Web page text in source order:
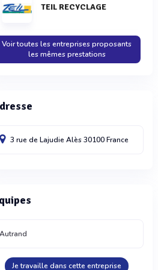
TEIL RECYCLAGE
Voir toutes les entreprises proposants
les mêmes prestations
3 rue de LajudieAlès30100France
Autrand
Je travaille dans cette entreprise